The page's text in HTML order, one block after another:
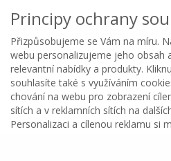
Ochrana osobních údajů
Poučení o právu na odstoupení od
Reklamační řád
Reklamační protokol ke stažení
Velikostní tabulka
Nastavení soukromí
Odstoupení od smlouvy
Copyright © BONNO
Kategorie Oblíbené
Principy ochrany
Přizpůsobujeme se Vám na míru.
webu personalizujeme jeho obsah
relevantní nabídky a produkty.
souhlasíte také s využíváním
chování na webu pro zobrazení
sítích a v reklamních sítích na
Personalizaci a cílenou reklamu si